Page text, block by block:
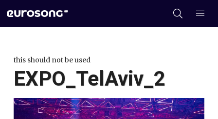
this should not be used
EXPO_TelAviv_2